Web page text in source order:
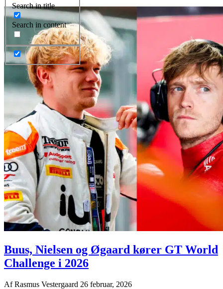
Search in title
Search in content
Buus, Nielsen og Øgaard kører GT World
Challenge i 2026
AfRasmus Vestergaard 26 februar, 2026